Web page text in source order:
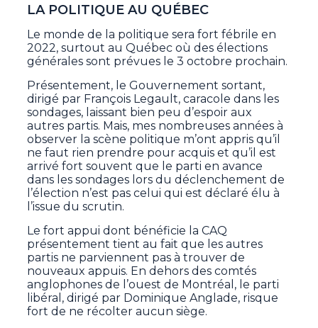
LA POLITIQUE AU QUÉBEC
Le monde de la politique sera fort fébrile en
2022, surtout au Québec où des élections
générales sont prévues le 3 octobre prochain.
Présentement, le Gouvernement sortant,
dirigé par François Legault, caracole dans les
sondages, laissant bien peu d’espoir aux
autres partis. Mais, mes nombreuses années à
observer la scène politique m’ont appris qu’il
ne faut rien prendre pour acquis et qu’il est
arrivé fort souvent que le parti en avance
dans les sondages lors du déclenchement de
l’élection n’est pas celui qui est déclaré élu à
l’issue du scrutin.
Le fort appui dont bénéficie la CAQ
présentement tient au fait que les autres
partis ne parviennent pas à trouver de
nouveaux appuis. En dehors des comtés
anglophones de l’ouest de Montréal, le parti
libéral, dirigé par Dominique Anglade, risque
fort de ne récolter aucun siège.